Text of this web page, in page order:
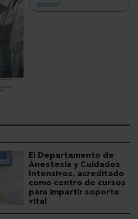
número?
El Departamento de
Anestesia y Cuidados
Intensivos, acreditado
como centro de cursos
para impartir soporte
vital